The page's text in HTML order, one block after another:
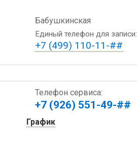
Бабушкинская
Единый телефон для записи:
+7 (499) 110-11-##
Телефон сервиса:
+7 (926) 551-49-##
График